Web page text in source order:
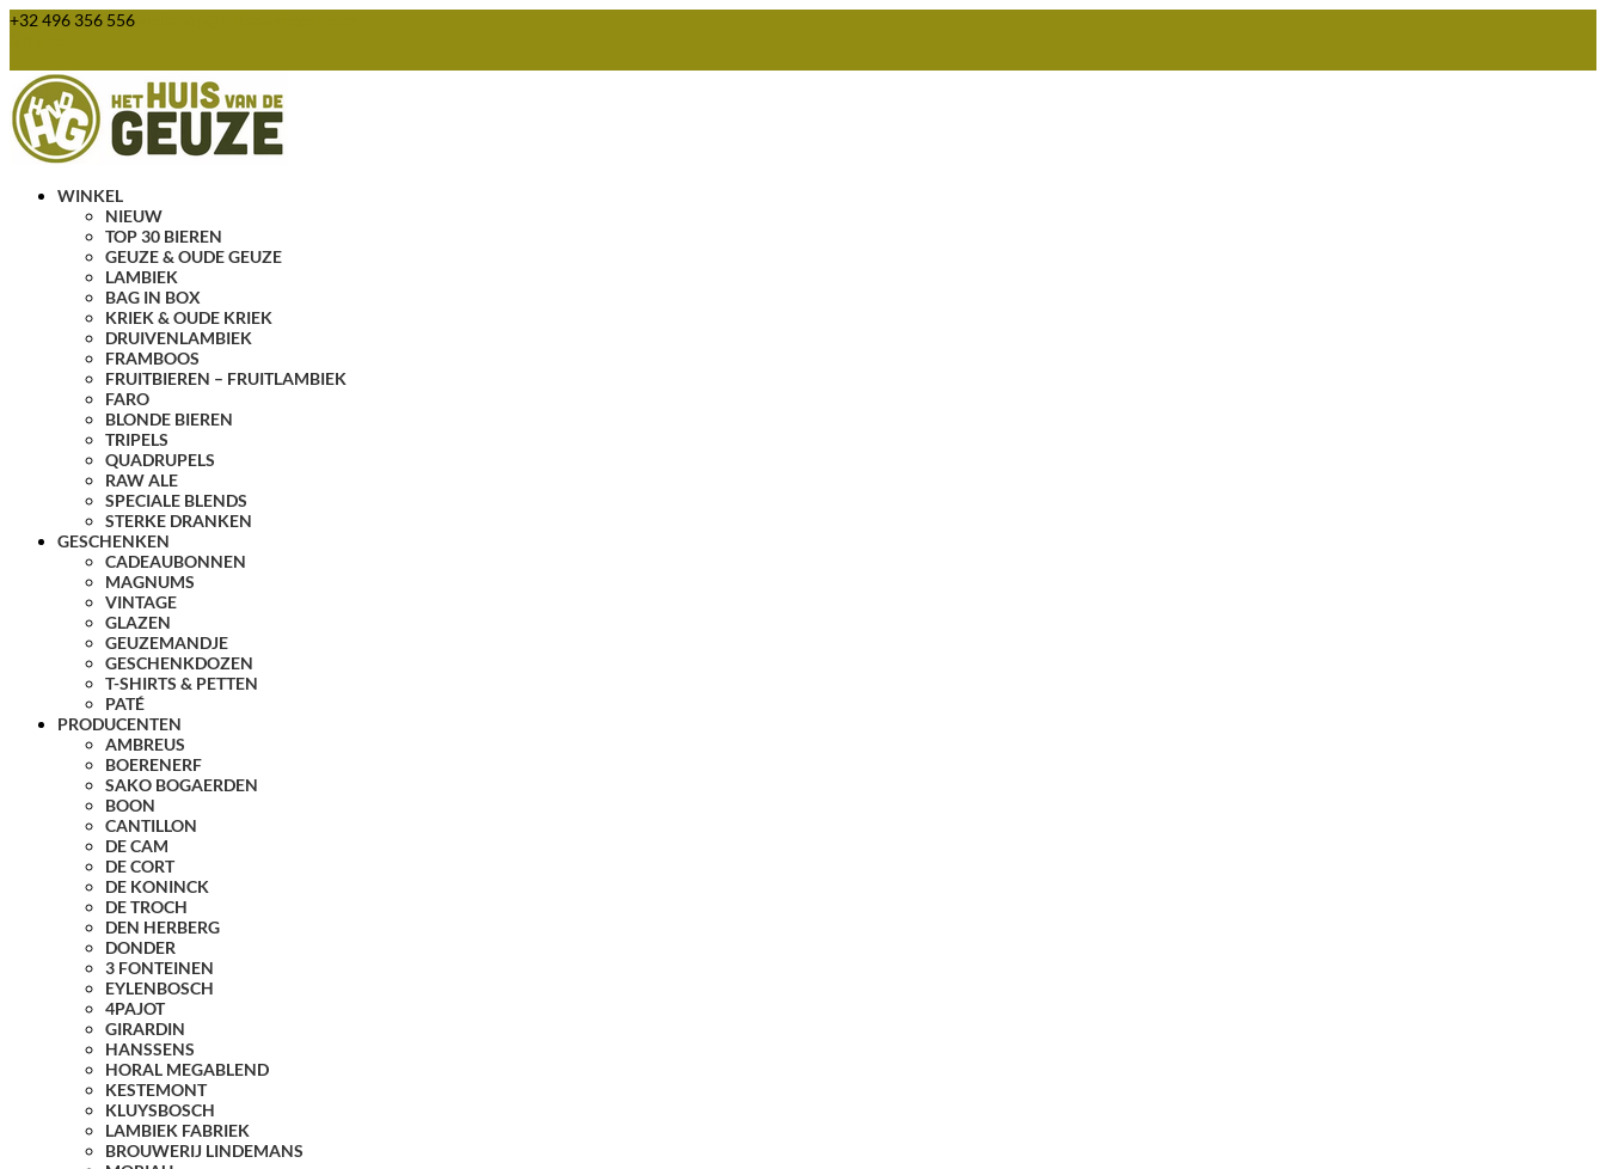
+32 496 356 556
WINKEL
NIEUW
TOP 30 BIEREN
GEUZE & OUDE GEUZE
LAMBIEK
BAG IN BOX
KRIEK & OUDE KRIEK
DRUIVENLAMBIEK
FRAMBOOS
FRUITBIEREN – FRUITLAMBIEK
FARO
BLONDE BIEREN
TRIPELS
QUADRUPELS
RAW ALE
SPECIALE BLENDS
STERKE DRANKEN
GESCHENKEN
CADEAUBONNEN
MAGNUMS
VINTAGE
GLAZEN
GEUZEMANDJE
GESCHENKDOZEN
T-SHIRTS & PETTEN
PATÉ
PRODUCENTEN
AMBREUS
BOERENERF
SAKO BOGAERDEN
BOON
CANTILLON
DE CAM
DE CORT
DE KONINCK
DE TROCH
DEN HERBERG
DONDER
3 FONTEINEN
EYLENBOSCH
4PAJOT
GIRARDIN
HANSSENS
HORAL MEGABLEND
KESTEMONT
KLUYSBOSCH
LAMBIEK FABRIEK
BROUWERIJ LINDEMANS